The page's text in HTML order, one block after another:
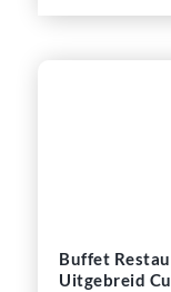
Buffet
Uitgebreid